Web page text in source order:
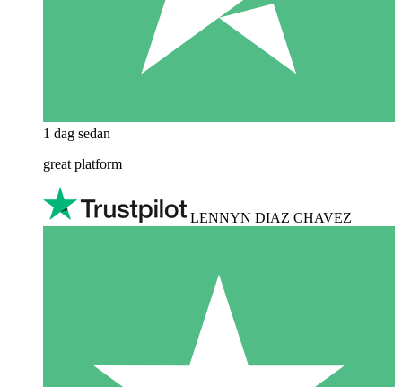
1 dag sedan
great platform
LENNYN DIAZ CHAVEZ